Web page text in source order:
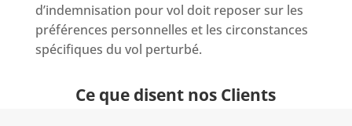
d’indemnisation pour vol doit reposer sur les
préférences personnelles et les circonstances
spécifiques du vol perturbé.
Ce que disent nos Clients